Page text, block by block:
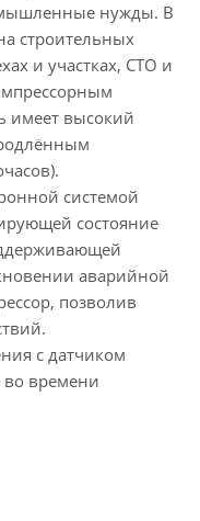
нужды. В
строительных
и участках, СТО и
имеет высокий
системой
состояние
аварийной
позволив
с датчиком
во времени